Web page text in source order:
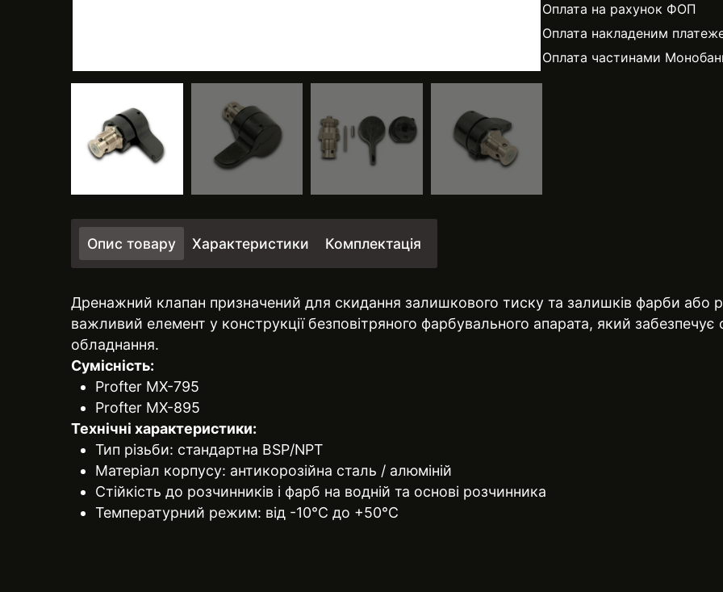
Оплата на рахунок ФОП
Оплата накладеним
Оплата частинами
Опис товару Характеристики Комплектація
Дренажний клапан призначений для скидання залишкового тиску та залишків фарби або
важливий елемент у конструкції безповітряного фарбувального апарата, який забезпечує
обладнання.
Сумісність:
Profter MX-795
Profter MX-895
Технічні характеристики:
Тип різьби: стандартна BSP/NPT
Матеріал корпусу: антикорозійна сталь / алюміній
Стійкість до розчинників і фарб на водній та основі розчинника
Температурний режим: від -10°C до +50°C